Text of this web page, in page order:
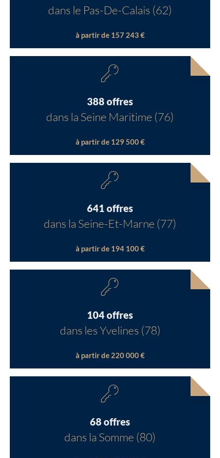
dans le Pas-De-Calais (62)
à partir de 157 243 €
388 offres
dans la Seine Maritime (76)
à partir de 129 500 €
641 offres
dans la Seine-Et-Marne (77)
à partir de 194 100 €
104 offres
dans les Yvelines (78)
à partir de 220 000 €
68 offres
dans la Somme (80)